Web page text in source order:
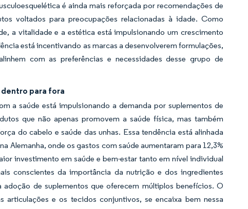
é ainda mais reforçada por recomendações de
voltados para preocupações relacionadas à idade. Como
a vitalidade e a estética está impulsionando um crescimento
está incentivando as marcas a desenvolverem formulações,
com as preferências e necessidades desse grupo de
para fora
a saúde está impulsionando a demanda por suplementos de
que não apenas promovem a saúde física, mas também
do cabelo e saúde das unhas. Essa tendência está alinhada
Alemanha, onde os gastos com saúde aumentaram para 12,3%
investimento em saúde e bem-estar tanto em nível individual
conscientes da importância da nutrição e dos ingredientes
de suplementos que oferecem múltiplos benefícios. O
e os tecidos conjuntivos, se encaixa bem nessa